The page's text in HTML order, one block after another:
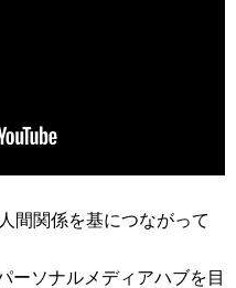
間関係を基につながって
ーソナルメディアハブを目